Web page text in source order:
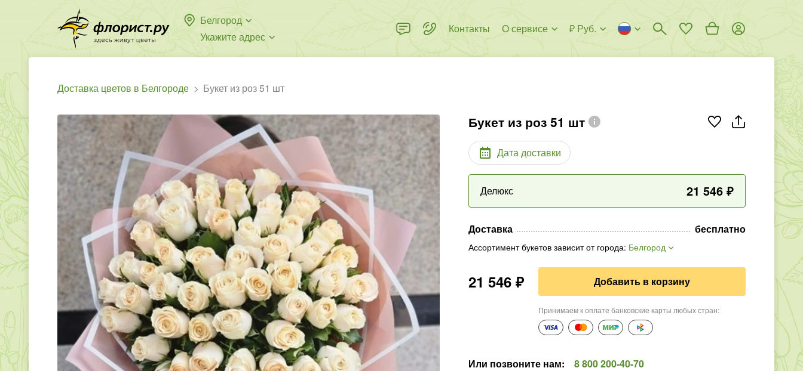
Белгород
Укажите адрес
Контакты О сервисе ₽ Руб.
Доставка цветов в Белгороде Букет из роз 51 шт
Букет из роз 51 шт
Дата доставки
Делюкс 21 546 ₽
Доставка бесплатно
Ассортимент букетов зависит от города: Белгород
21 546 ₽ Добавить в корзину
Принимаем к оплате банковские карты любых стран:
Или позвоните нам:
8 800 200-40-70